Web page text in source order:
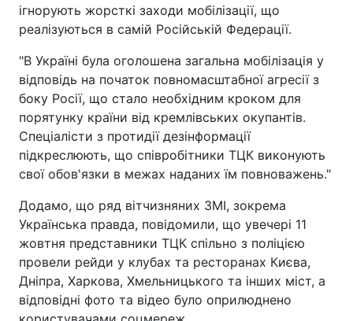
ігнорують жорсткі заходи мобілізації, що
реалізуються в самій Російській Федерації.
"В Україні була оголошена загальна мобілізація у
відповідь на початок повномасштабної агресії з
боку Росії, що стало необхідним кроком для
порятунку країни від кремлівських окупантів.
Спеціалісти з протидії дезінформації
підкреслюють, що співробітники ТЦК виконують
свої обов'язки в межах наданих їм повноважень."
Додамо, що ряд вітчизняних ЗМІ, зокрема
Українська правда, повідомили, що увечері 11
жовтня представники ТЦК спільно з поліцією
провели рейди у клубах та ресторанах Києва,
Дніпра, Харкова, Хмельницького та інших міст, а
відповідні фото та відео було оприлюднено